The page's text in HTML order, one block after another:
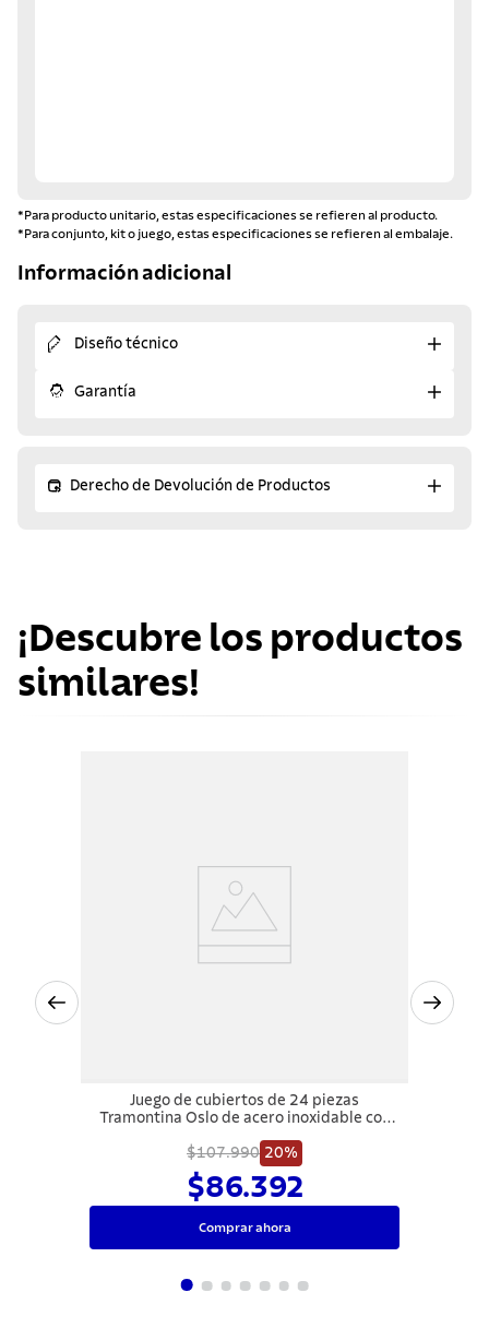
*Para producto unitario, estas especificaciones se refieren al producto.
*Para conjunto, kit o juego, estas especificaciones se refieren al embalaje.
Información adicional
Diseño técnico
Garantía
Derecho de Devolución de Productos
¡Descubre los productos
similares!
Juego de cubiertos de 24 piezas
Tramontina Oslo de acero inoxidable con
brillante
$107.990 20%
$86.392
Comprar ahora